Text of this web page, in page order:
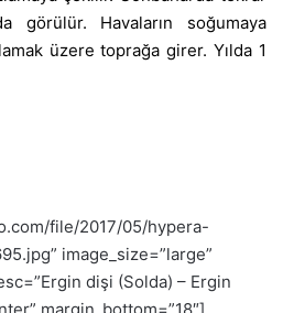
görülür. Havaların soğumaya
üzere toprağa girer. Yılda 1
file/2017/05/hypera-
image_size=”large”
dişi (Solda) – Ergin
margin_bottom=”18″]